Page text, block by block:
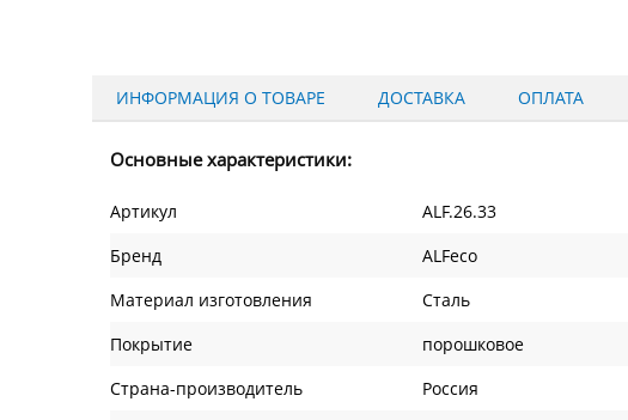
ИНФОРМАЦИЯ О ТОВАРЕ ДОСТАВКА ОПЛАТА
Основные характеристики:
Артикул
ALF.26.33
Бренд
ALFeco
Материал изготовления
Сталь
Покрытие
порошковое
Страна-производитель
Россия